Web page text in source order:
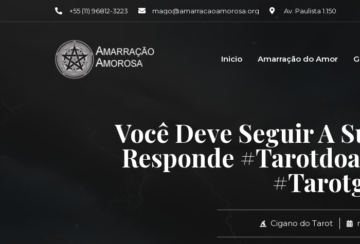
+55 (11) 96812-3223 mago@amarracaoamorosa.org Av. Paulista 1.150
Inicio Amarração do Amor
Você Deve Seguir A
Responde
Cigano do Tarot